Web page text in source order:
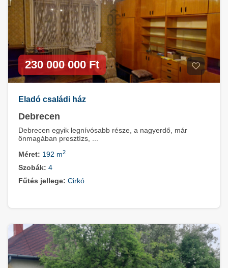
230 000 000 Ft
Eladó családi ház
Debrecen
Debrecen egyik legnívósabb része, a nagyerdő, már
önmagában presztízs, ...
Méret: 192 m2
Szobák: 4
Fűtés jellege: Cirkó